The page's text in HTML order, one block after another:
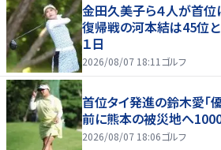
金田久美子ら４人が首
復帰戦の河本結は45位
１日
2026/08/07 18:11 ゴルフ
首位タイ発進の鈴木愛「
前に熊本の被災地へ
2026/08/07 18:06ゴルフ